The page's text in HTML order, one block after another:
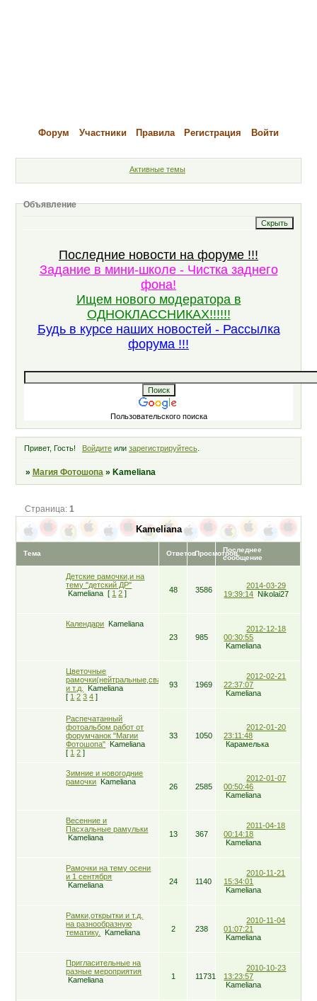
Форум Участники Правила Регистрация Войти
Активные темы
Объявление
Последние новости на форуме !!!
Задание в мини-школе - Чистка заднего
фона!
Ищем нового модератора в
ОДНОКЛАССНИКАХ!!!!!!
Будь в курсе наших новостей - Рассылка
форума !!!
Пользовательского поиска
Привет, Гость! Войдитеили зарегистрируйтесь.
» Магия Фотошопа » Kameliana
Kameliana
Страница: 1
Тема ОтветовПросмотровПоследнее
сообщение
Детские рамочки,и на
тему "детский ДР"
Kameliana [ 1 2 ] 48 3586
2014-03-29
19:39:14 Nikolai27
Календари Kameliana
23
985
2012-12-18
00:30:55
Kameliana
Цветочные
рамочки(нейтральные,свадебные,романтические)
и т.д.
Kameliana
[ 1 2 3 4 ]
93 1969
2012-02-21
22:37:07
Kameliana
Распечатанный
фотоальбом работ от
форумчанок "Магии
Фотошопа" Kameliana
[ 1 2 ]
33 1050
2012-01-20
23:11:48
Карамелька
Зимние и новогодние
рамочки Kameliana
26 2585
2012-01-07
00:50:46
Kameliana
Весенние и
Пасхальные рамульки
Kameliana
13 367
2011-04-18
00:14:18
Kameliana
Рамочки на тему осени
и 1 сентября
Kameliana
24 1140
2010-11-21
15:34:01
Kameliana
Рамки,открытки и т.д.
на разнообразную
тематику.
Kameliana 2 238
2010-11-04
01:07:21
Kameliana
Пригласительные на
разные мероприятия
Kameliana
1 11731
2010-10-23
13:23:57
Kameliana